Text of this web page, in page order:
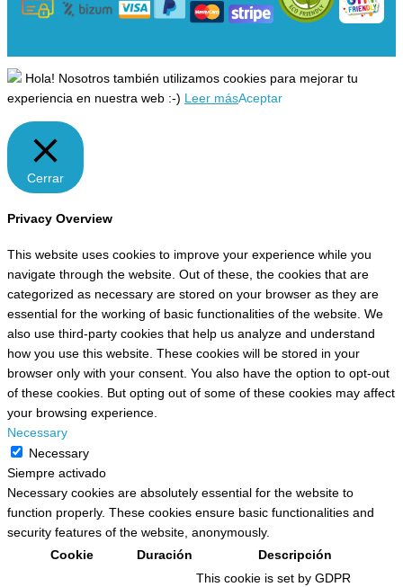
Hola! Nosotros también utilizamos cookies para mejorar tu
experiencia en nuestra web :-) Leer másAceptar
Cerrar
Privacy Overview
This website uses cookies to improve your experience while you
navigate through the website. Out of these, the cookies that are
categorized as necessary are stored on your browser as they are
essential for the working of basic functionalities of the website. We
also use third-party cookies that help us analyze and understand
how you use this website. These cookies will be stored in your
browser only with your consent. You also have the option to opt-out
of these cookies. But opting out of some of these cookies may affect
your browsing experience.
Necessary
Necessary
Siempre activado
Necessary cookies are absolutely essential for the website to
function properly. These cookies ensure basic functionalities and
security features of the website, anonymously.
Cookie
Duración Descripción
This cookie is set by GDPR